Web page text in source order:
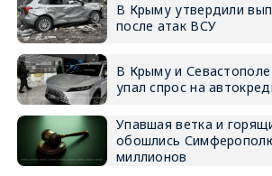
В Крыму утвердили
после атак ВСУ
В Крыму и
упал спрос на
Упавшая ветка и
обошлись
миллионов